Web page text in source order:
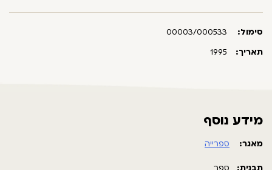
סימול:
תאריך:
מידע נוסף
מאגר: ספרייה